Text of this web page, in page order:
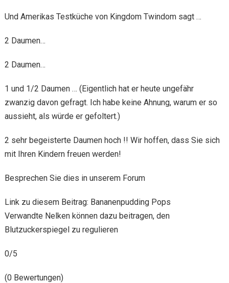
Und Amerikas Testküche von Kingdom Twindom sagt …
2 Daumen…
2 Daumen…
1 und 1/2 Daumen … (Eigentlich hat er heute ungefähr
zwanzig davon gefragt. Ich habe keine Ahnung, warum er so
aussieht, als würde er gefoltert.)
2 sehr begeisterte Daumen hoch !! Wir hoffen, dass Sie sich
mit Ihren Kindern freuen werden!
Besprechen Sie dies in unserem Forum
Link zu diesem Beitrag: Bananenpudding Pops
Verwandte Nelken können dazu beitragen, den
Blutzuckerspiegel zu regulieren
0/5
(0 Bewertungen)